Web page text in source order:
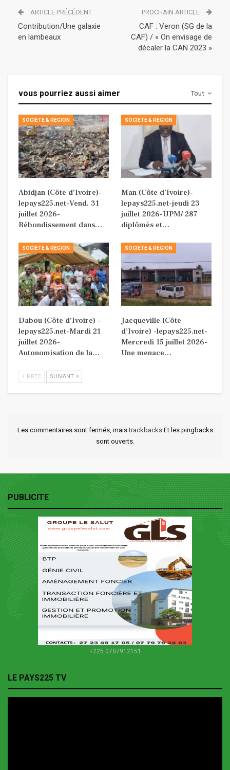
ARTICLE PRÉCÉDENT
Contribution/Une galaxie
en lambeaux
PROCHAIN ARTICLE
CAF : Veron (SG de la
CAF) / « On envisage de
décaler la CAN 2023 »
Tout
vous pourriez aussi aimer
SOCIETE & REGION
Abidjan (Côte d’Ivoire)-
lepays225.net-Vend. 31
juillet 2026-
Rébondissement dans…
SOCIETE & REGION
Man (Côte d’Ivoire)-
lepays225.net-jeudi 23
juillet 2026-UPM/ 287
diplômés et…
SOCIETE & REGION
Dabou (Côte d’Ivoire) -
lepays225.net-Mardi 21
juillet 2026-
Autonomisation de la…
SOCIETE & REGION
Jacqueville (Côte
d’Ivoire) -lepays225.net-
Mercredi 15 juillet 2026-
Une menace…
PREC SUIVANT
Les commentaires sont fermés, maistrackbacks Et les pingbacks
sont ouverts.
PUBLICITE
+225 0707912151
LE PAYS225 TV